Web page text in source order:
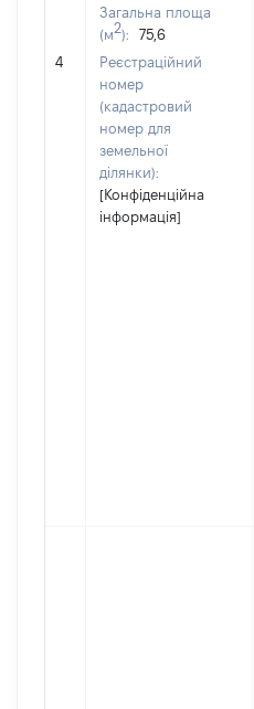
4
Загальна площа
(м2):
75,6
Реєстраційний
номер
(кадастровий
номер для
земельної
ділянки):
[Конфіденційна
інформація]